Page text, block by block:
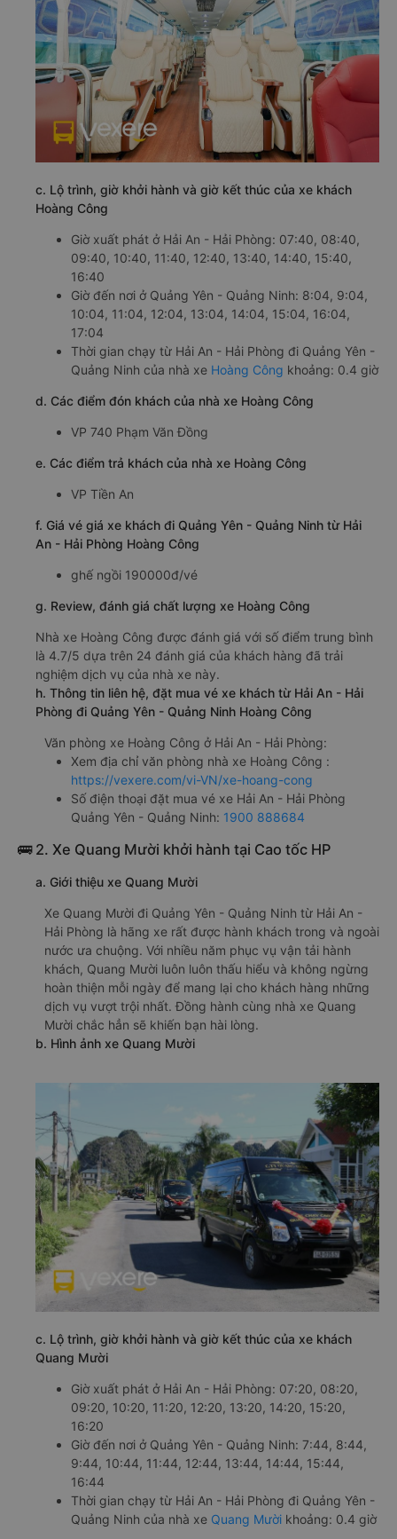
c. Lộ trình, giờ khởi hành và giờ kết thúc của xe khách
Hoàng Công
Giờ xuất phát ở Hải An - Hải Phòng: 07:40, 08:40,
09:40, 10:40, 11:40, 12:40, 13:40, 14:40, 15:40,
16:40
Giờ đến nơi ở Quảng Yên - Quảng Ninh: 8:04, 9:04,
10:04, 11:04, 12:04, 13:04, 14:04, 15:04, 16:04,
17:04
Thời gian chạy từ Hải An - Hải Phòng đi Quảng Yên -
Quảng Ninh của nhà xe Hoàng Công khoảng: 0.4 giờ
d. Các điểm đón khách của nhà xe Hoàng Công
VP 740 Phạm Văn Đồng
e. Các điểm trả khách của nhà xe Hoàng Công
VP Tiền An
f. Giá vé giá xe khách đi Quảng Yên - Quảng Ninh từ Hải
An - Hải Phòng Hoàng Công
ghế ngồi 190000đ/vé
g. Review, đánh giá chất lượng xe Hoàng Công
Nhà xe Hoàng Công được đánh giá với số điểm trung bình
là 4.7/5 dựa trên 24 đánh giá của khách hàng đã trải
nghiệm dịch vụ của nhà xe này.
h. Thông tin liên hệ, đặt mua vé xe khách từ Hải An - Hải
Phòng đi Quảng Yên - Quảng Ninh Hoàng Công
Văn phòng xe Hoàng Công ở Hải An - Hải Phòng:
Xem địa chỉ văn phòng nhà xe Hoàng Công :
https://vexere.com/vi-VN/xe-hoang-cong
Số điện thoại đặt mua vé xe Hải An - Hải Phòng
Quảng Yên - Quảng Ninh: 1900 888684
🚌 2. Xe Quang Mười khởi hành tại Cao tốc HP
a. Giới thiệu xe Quang Mười
Xe Quang Mười đi Quảng Yên - Quảng Ninh từ Hải An -
Hải Phòng là hãng xe rất được hành khách trong và ngoài
nước ưa chuộng. Với nhiều năm phục vụ vận tải hành
khách, Quang Mười luôn luôn thấu hiểu và không ngừng
hoàn thiện mỗi ngày để mang lại cho khách hàng những
dịch vụ vượt trội nhất. Đồng hành cùng nhà xe Quang
Mười chắc hẳn sẽ khiến bạn hài lòng.
b. Hình ảnh xe Quang Mười
c. Lộ trình, giờ khởi hành và giờ kết thúc của xe khách
Quang Mười
Giờ xuất phát ở Hải An - Hải Phòng: 07:20, 08:20,
09:20, 10:20, 11:20, 12:20, 13:20, 14:20, 15:20,
16:20
Giờ đến nơi ở Quảng Yên - Quảng Ninh: 7:44, 8:44,
9:44, 10:44, 11:44, 12:44, 13:44, 14:44, 15:44,
16:44
Thời gian chạy từ Hải An - Hải Phòng đi Quảng Yên -
Quảng Ninh của nhà xe Quang Mười khoảng: 0.4 giờ